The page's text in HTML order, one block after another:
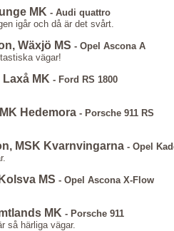
MK - Audi quattro
igår och då är det svårt.
Wäxjö MS - Opel Ascona A
vägar!
MK - Ford RS 1800
Hedemora - Porsche 911 RS
MSK Kvarnvingarna - Opel
MS - Opel Ascona X-Flow
MK - Porsche 911
så härliga vägar.